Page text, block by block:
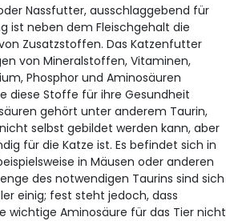
Nassfutter, ausschlaggebend für
ist neben dem Fleischgehalt die
Zusatzstoffen. Das Katzenfutter
von Mineralstoffen, Vitaminen,
Phosphor und Aminosäuren
diese Stoffe für ihre Gesundheit
gehört unter anderem Taurin,
selbst gebildet werden kann, aber
für die Katze ist. Es befindet sich in
in Mäusen oder anderen
des notwendigen Taurins sind sich
einig; fest steht jedoch, dass
wichtige Aminosäure für das Tier nicht